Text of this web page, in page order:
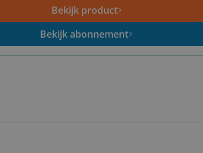
Bekijk product
Bekijk abonnement